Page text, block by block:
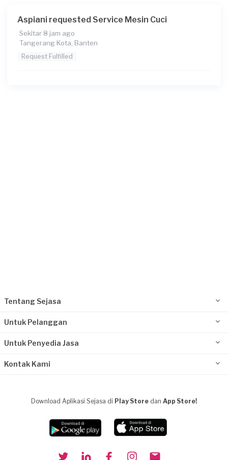
Galih requested Service Mesin Cuci
Tangerang Kabupaten, Banten
Aspiani requested Service Mesin Cuci
Sekitar 8 jam ago
Tangerang Kota, Banten
Request Fulfilled
Tentang Sejasa
Untuk Pelanggan
Untuk Penyedia Jasa
Kontak Kami
Download Aplikasi Sejasa di Play Store dan App Store!